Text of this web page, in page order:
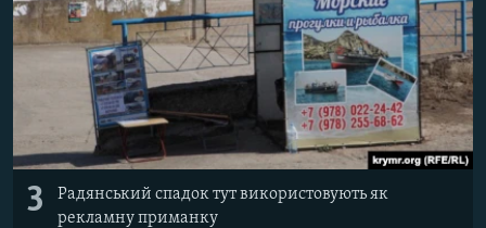
3
Радянський спадок тут використовують як
рекламну приманку